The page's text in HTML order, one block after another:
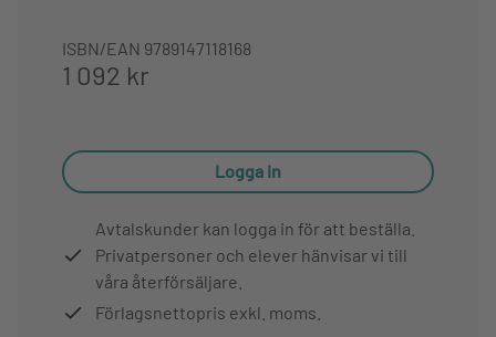
ISBN/EAN 9789147118168
1 092 kr
Logga in
Avtalskunder kan logga in för att beställa.
Privatpersoner och elever hänvisar vi till
våra återförsäljare.
Förlagsnettopris exkl. moms.